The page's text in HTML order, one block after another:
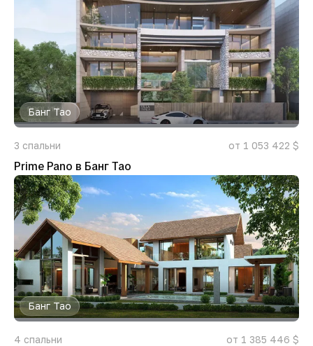
Банг Тао
3 спальни от 1 053 422 $
Prime Pano в Банг Тао
Банг Тао
4 спальни от 1 385 446 $